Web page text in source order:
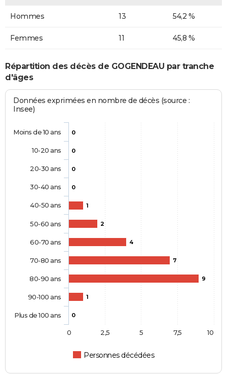
Hommes 13 54,2 %
Femmes 11 45,8 %
Répartition des décès de GOGENDEAU par tranche
d'âges
Données exprimées en nombre de décès (source :
Insee)
0
0
0
0
1
2
4
7
9
1
0
Personnes décédées
Moins de 10 ans
10-20 ans
20-30 ans
30-40 ans
40-50 ans
50-60 ans
60-70 ans
70-80 ans
80-90 ans
90-100 ans
Plus de 100 ans
0 10
2,5 5 7,5